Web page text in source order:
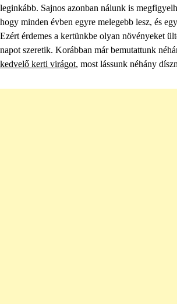
leginkább. Sajnos azonban nálunk is
hogy minden évben egyre melegebb lesz, és
Ezért érdemes a kertünkbe olyan növényeket
napot szeretik. Korábban már bemutattunk
kedvelő kerti virágot, most lássunk néhány